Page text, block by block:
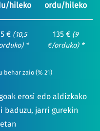
hileko
ordu/hileko
€ (10,5
*
135 € (9
€/orduko) *
behar zaio (% 21)
erosi edo aldizkako
baduzu, jarri gurekin